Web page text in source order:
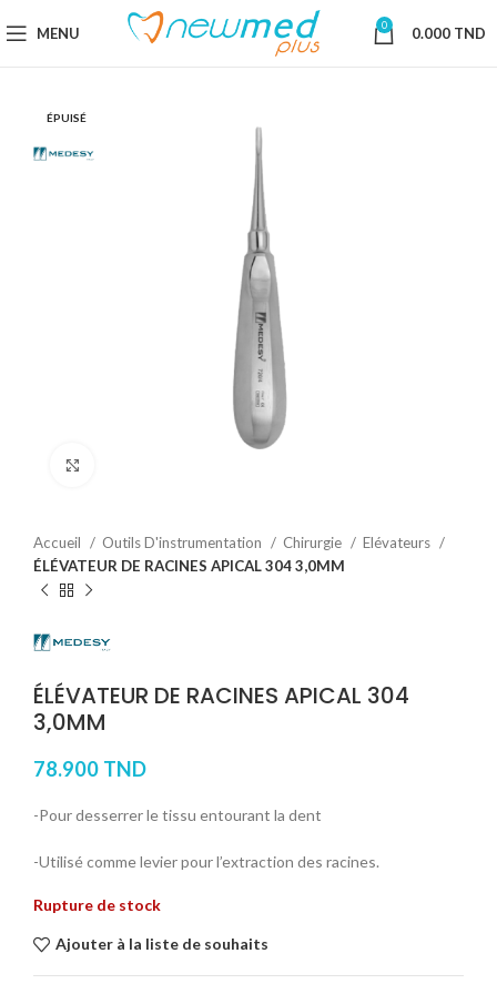
MENU 0 0.000 TND
ÉPUISÉ
Accueil Outils D'instrumentation Chirurgie
Elévateurs
ÉLÉVATEUR DE RACINES APICAL 304 3,0MM
ÉLÉVATEUR DE RACINES APICAL 304
3,0MM
78.900 TND
-Pour desserrer le tissu entourant la dent
-Utilisé comme levier pour l’extraction des racines.
Rupture de stock
Ajouter à la liste de souhaits